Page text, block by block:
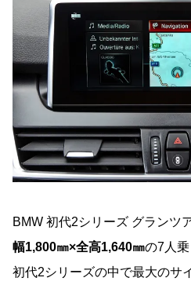
BMW 初代2シリーズ グランツ
幅1,800㎜×全高1,640㎜の7人乗
初代2シリーズの中で最大のサ